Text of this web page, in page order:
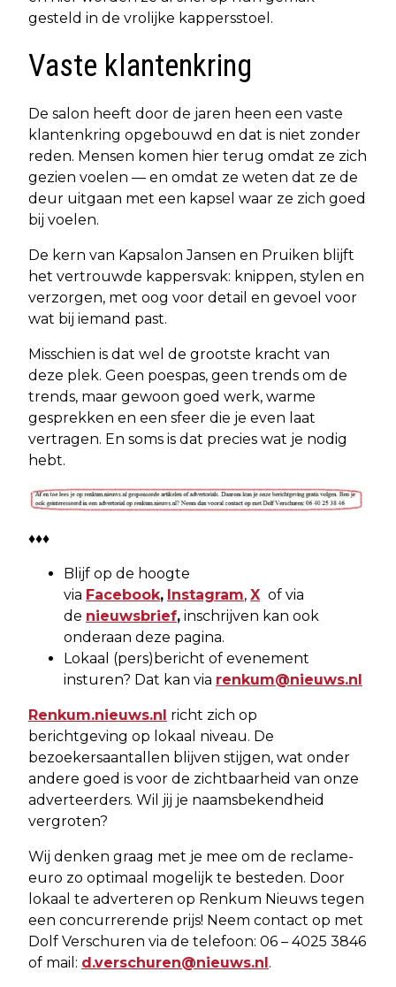
gesteld in de vrolijke kappersstoel.
Vaste klantenkring
De salon heeft door de jaren heen een vaste
klantenkring opgebouwd en dat is niet zonder
reden. Mensen komen hier terug omdat ze zich
gezien voelen — en omdat ze weten dat ze de
deur uitgaan met een kapsel waar ze zich goed
bij voelen.
De kern van Kapsalon Jansen en Pruiken blijft
het vertrouwde kappersvak: knippen, stylen en
verzorgen, met oog voor detail en gevoel voor
wat bij iemand past.
Misschien is dat wel de grootste kracht van
deze plek. Geen poespas, geen trends om de
trends, maar gewoon goed werk, warme
gesprekken en een sfeer die je even laat
vertragen. En soms is dat precies wat je nodig
hebt.
♦♦♦
Blijf op de hoogte
via Facebook, Instagram, X of via
de nieuwsbrief, inschrijven kan ook
onderaan deze pagina.
Lokaal (pers)bericht of evenement
insturen? Dat kan via renkum@nieuws.nl
Renkum.nieuws.nl richt zich op
berichtgeving op lokaal niveau. De
bezoekersaantallen blijven stijgen, wat onder
andere goed is voor de zichtbaarheid van onze
adverteerders. Wil jij je naamsbekendheid
vergroten?
Wij denken graag met je mee om de reclame-
euro zo optimaal mogelijk te besteden. Door
lokaal te adverteren op Renkum Nieuws tegen
een concurrerende prijs! Neem contact op met
Dolf Verschuren via de telefoon: 06 – 4025 3846
of mail: d.verschuren@nieuws.nl.